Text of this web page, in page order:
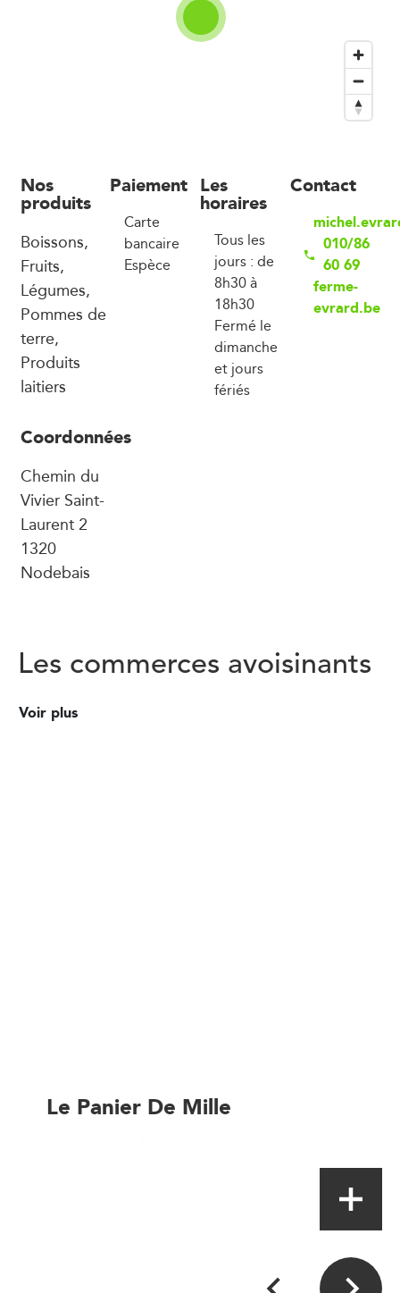
Nos
produits
Boissons,
Fruits,
Légumes,
Pommes de
terre,
Produits
laitiers
Paiement
Carte
bancaire
Espèce
Les
horaires
Tous les
jours : de
8h30 à
18h30
Fermé le
dimanche
et jours
fériés
Contact
010/86
60 69
ferme-
evrard.be
Coordonnées
Chemin du
Vivier Saint-
Laurent 2
1320
Nodebais
Les commerces avoisinants
Voir plus
Le Panier De Mille